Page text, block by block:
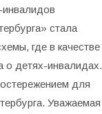
инвалидов
стала
где в качестве
о детях-инвалидах.
для
Уважаемая